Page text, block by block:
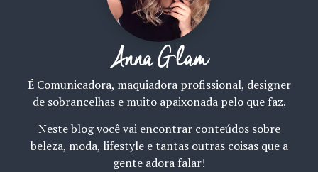
Anna Glam
É Comunicadora, maquiadora profissional, designer
de sobrancelhas e muito apaixonada pelo que faz.
Neste blog você vai encontrar conteúdos sobre
beleza, moda, lifestyle e tantas outras coisas que a
gente adora falar!